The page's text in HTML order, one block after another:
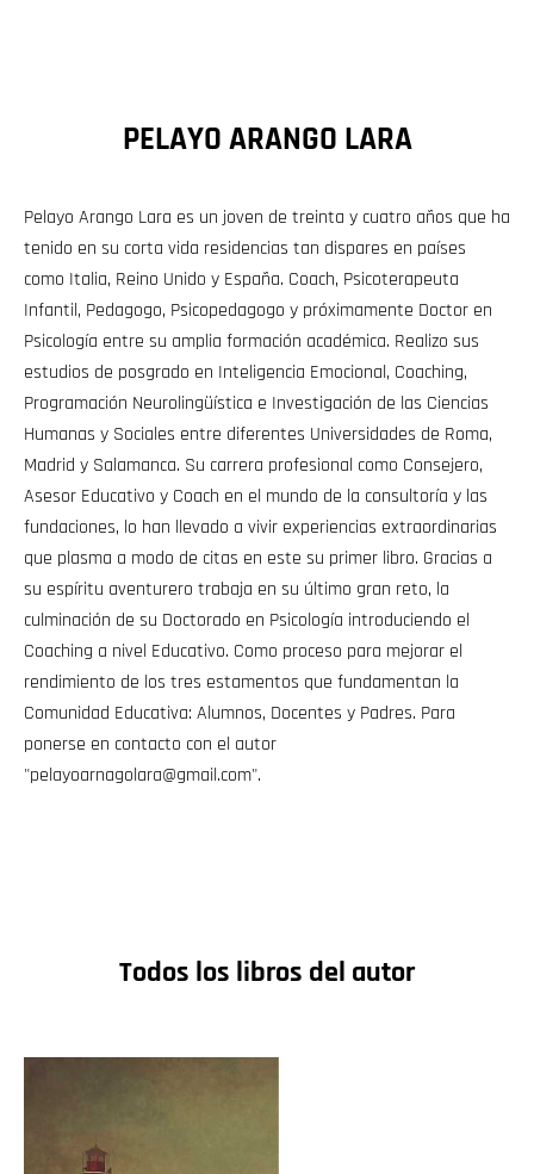
PELAYO ARANGO LARA
Pelayo Arango Lara es un joven de treinta y cuatro años que ha
tenido en su corta vida residencias tan dispares en países
como Italia, Reino Unido y España. Coach, Psicoterapeuta
Infantil, Pedagogo, Psicopedagogo y próximamente Doctor en
Psicología entre su amplia formación académica. Realizo sus
estudios de posgrado en Inteligencia Emocional, Coaching,
Programación Neurolingüística e Investigación de las Ciencias
Humanas y Sociales entre diferentes Universidades de Roma,
Madrid y Salamanca. Su carrera profesional como Consejero,
Asesor Educativo y Coach en el mundo de la consultoría y las
fundaciones, lo han llevado a vivir experiencias extraordinarias
que plasma a modo de citas en este su primer libro. Gracias a
su espíritu aventurero trabaja en su último gran reto, la
culminación de su Doctorado en Psicología introduciendo el
Coaching a nivel Educativo. Como proceso para mejorar el
rendimiento de los tres estamentos que fundamentan la
Comunidad Educativa: Alumnos, Docentes y Padres. Para
ponerse en contacto con el autor
"pelayoarnagolara@gmail.com".
Todos los libros del autor